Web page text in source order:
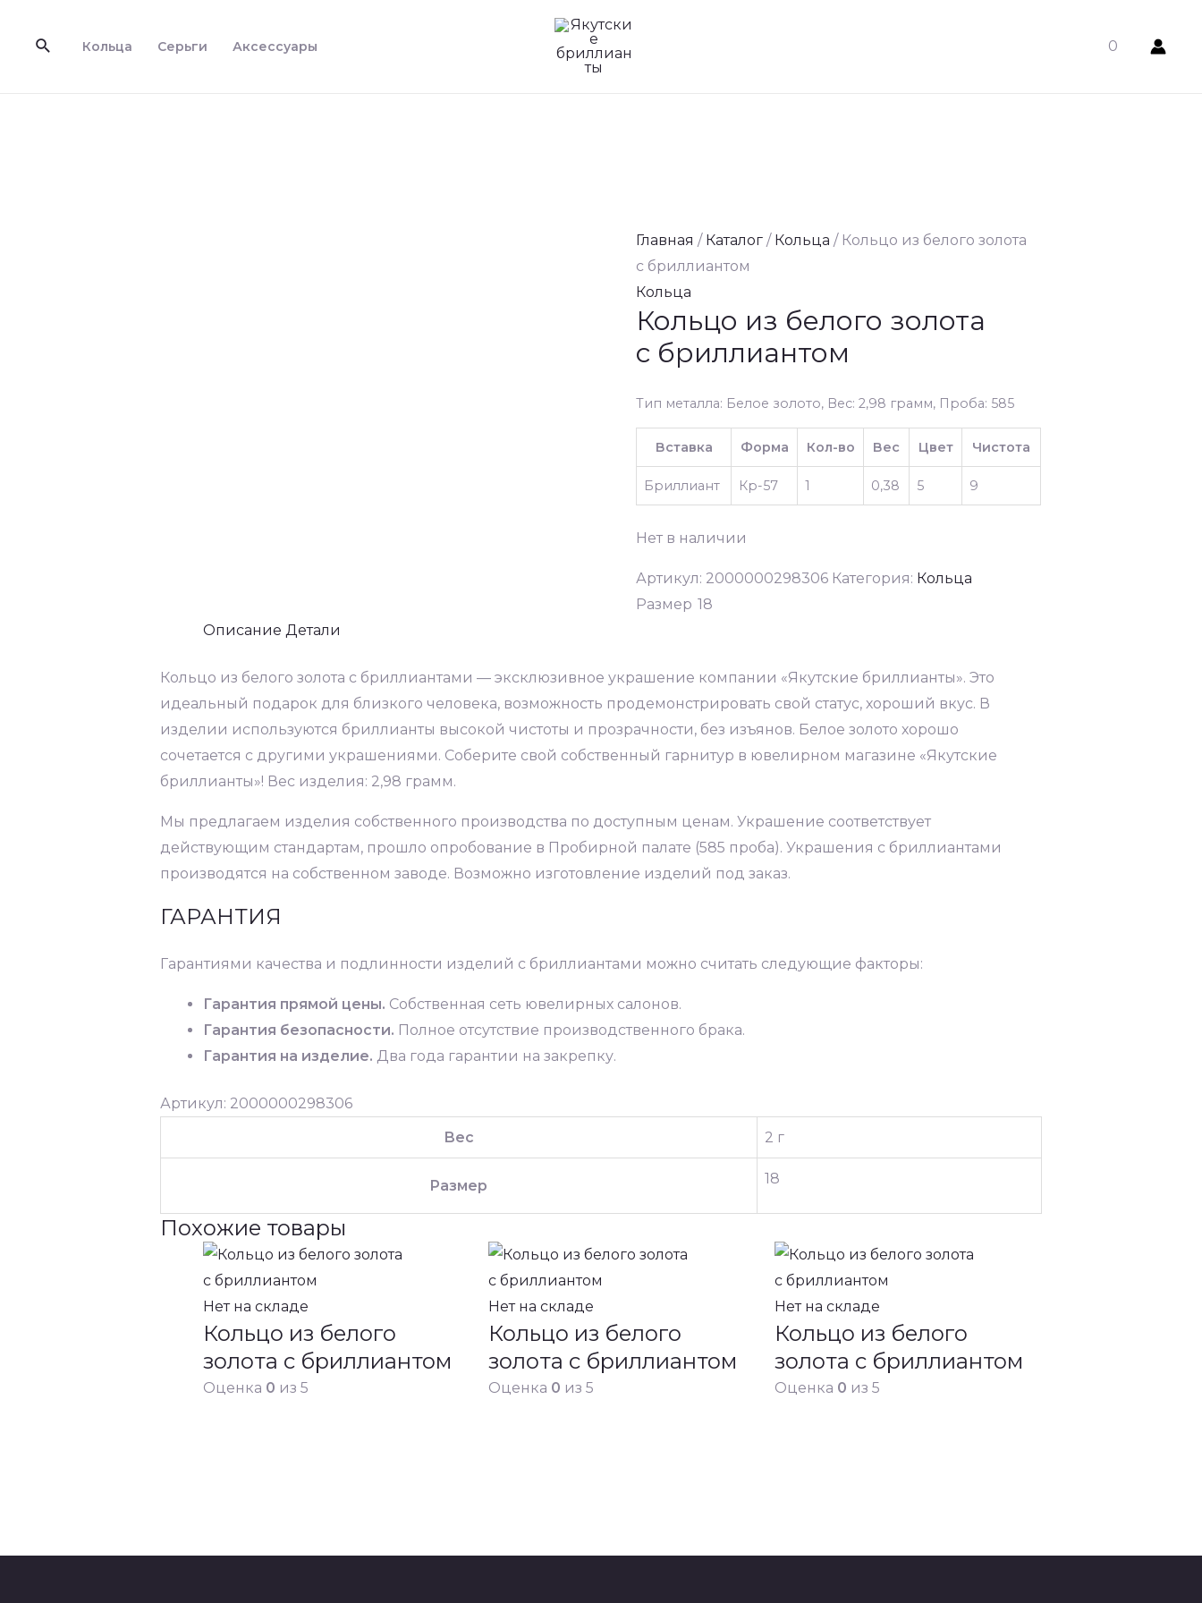
ПоискКольца Серьги Аксессуары 0
Главная / Каталог / Кольца / Кольцо из белого золота
с бриллиантом
Кольца
Кольцо из белого золота
с бриллиантом
Тип металла: Белое золото, Вес: 2,98 грамм, Проба: 585
Вставка Форма Кол-во Вес Цвет Чистота
Бриллиант Кр-57 1 0,38 5 9
Нет в наличии
Артикул: 2000000298306 Категория: Кольца
Размер 18
Описание Детали
Кольцо из белого золота с бриллиантами — эксклюзивное украшение компании «Якутские бриллианты». Это
идеальный подарок для близкого человека, возможность продемонстрировать свой статус, хороший вкус. В
изделии используются бриллианты высокой чистоты и прозрачности, без изъянов. Белое золото хорошо
сочетается с другими украшениями. Соберите свой собственный гарнитур в ювелирном магазине «Якутские
бриллианты»! Вес изделия: 2,98 грамм.
Мы предлагаем изделия собственного производства по доступным ценам. Украшение соответствует
действующим стандартам, прошло опробование в Пробирной палате (585 проба). Украшения с бриллиантами
производятся на собственном заводе. Возможно изготовление изделий под заказ.
ГАРАНТИЯ
Гарантиями качества и подлинности изделий с бриллиантами можно считать следующие факторы:
Гарантия прямой цены. Собственная сеть ювелирных салонов.
Гарантия безопасности. Полное отсутствие производственного брака.
Гарантия на изделие. Два года гарантии на закрепку.
Артикул: 2000000298306
Вес
2 г
Размер 18
Похожие товары
Нет на складе
Кольцо из белого
золота с бриллиантом
Оценка 0 из 5
Нет на складе
Кольцо из белого
золота с бриллиантом
Оценка 0 из 5
Нет на складе
Кольцо из белого
золота с бриллиантом
Оценка 0 из 5